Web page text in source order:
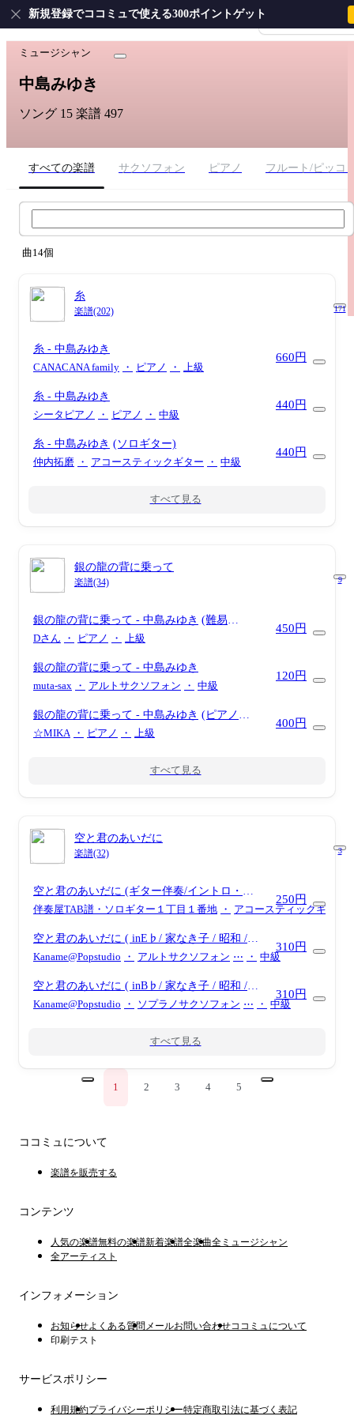
会員登録・ログイ
新規登録でココミュで使える300ポイントゲット
ホーム › 中島みゆき
ミュージシャン
中島みゆき
ソング 15 楽譜 497
すべての楽譜 サクソフォン ピアノ フルート/ピッコ
曲14個
糸
楽譜(202) 171
糸 - 中島みゆき
CANACANA family ・ ピアノ ・ 上級
660円
糸 - 中島みゆき
シータピアノ
・ ピアノ ・ 中級
440円
糸 - 中島みゆき (ソロギター)
仲内拓磨 ・ アコースティックギター ・ 中級
440円
すべて見る
銀の龍の背に乗って
楽譜(34) 9
銀の龍の背に乗って - 中島みゆき (難易
度:★★★★☆/歌詞・コード・ペダル付き/ド
Dさん ・ ピアノ ・ 上級
450円
銀の龍の背に乗って - 中島みゆき
muta-sax
・ アルトサクソフォン ・ 中級
120円
銀の龍の背に乗って - 中島みゆき (ピアノソ
ロ)
☆MIKA ・ ピアノ ・ 上級
400円
すべて見る
空と君のあいだに
楽譜(32) 3
空と君のあいだに (ギター伴奏/イントロ・間
奏ソロギター)- 中島みゆき
伴奏屋TAB譜・ソロギター１丁目１番地 ・ アコースティックギター
250円
空と君のあいだに ( inE♭/ 家なき子 / 昭和 /
雨 )- 中島みゆき
Kaname@Popstudio ・ アルトサクソフォン ⋯ ・ 中級
310円
空と君のあいだに ( inB♭/ 家なき子 / 昭和 /
雨 )- 中島みゆき
Kaname@Popstudio ・ ソプラノサクソフォン ⋯ ・ 中級
310円
すべて見る
1 2 3 4 5
ココミュについて
楽譜を販売する
コンテンツ
人気の楽譜無料の楽譜新着楽譜全楽曲全ミュージシャン
全アーティスト
インフォメーション
お知らせよくある質問 メールお問い合わせココミュについて
印刷テスト
サービスポリシー
利用規約プライバシーポリシー特定商取引法に基づく表記